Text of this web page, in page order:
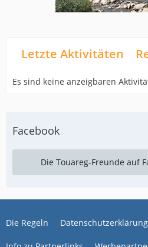
Letzte Aktivitäten
Es sind keine anzeigbaren
Facebook
Die Touareg-Freunde auf
Die Regeln Datenschutzerklärung